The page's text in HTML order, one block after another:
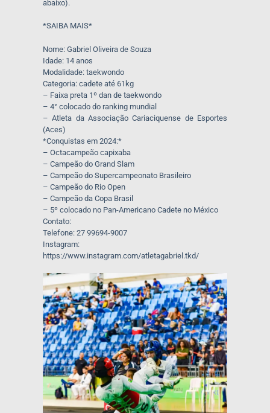
abaixo).
*SAIBA MAIS*
Nome: Gabriel Oliveira de Souza
Idade: 14 anos
Modalidade: taekwondo
Categoria: cadete até 61kg
– Faixa preta 1º dan de taekwondo
– 4° colocado do ranking mundial
– Atleta da Associação Cariaciquense de Esportes
(Aces)
*Conquistas em 2024:*
– Octacampeão capixaba
– Campeão do Grand Slam
– Campeão do Supercampeonato Brasileiro
– Campeão do Rio Open
– Campeão da Copa Brasil
– 5º colocado no Pan-Americano Cadete no México
Contato:
Telefone: 27 99694-9007
Instagram:
https://www.instagram.com/atletagabriel.tkd/